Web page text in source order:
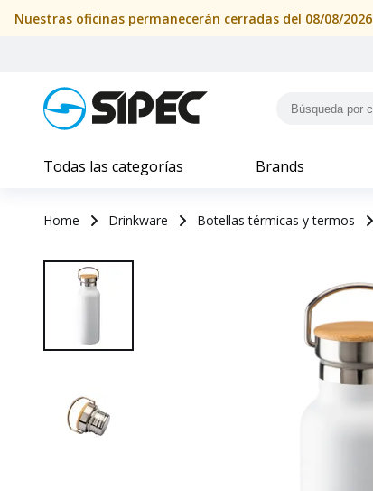
Todas las categorías Brands
Home Drinkware Botellas térmicas y termos